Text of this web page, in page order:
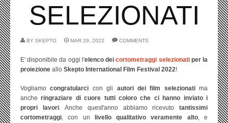
SELEZIONATI
BY SKEPTO MAR 29, 2022 COMMENTS
E' disponibile da oggi l'elenco deicortometraggi selezionatiper la
proiezione allo Skepto International Film Festival 2022!
Vogliamocongratularci con gli autori dei film selezionatima
ancheringraziare di cuore tutti coloro che ci hanno inviato i
propri lavori. Anche quest'anno abbiamo ricevutotantissimi
cortometraggi, con un livello qualitativo veramente alto, e